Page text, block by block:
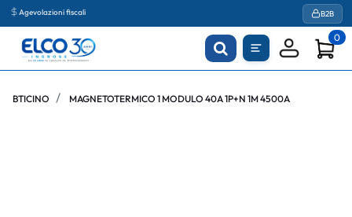
Agevolazioni fiscali B2B
0
BTICINO MAGNETOTERMICO 1 MODULO 40A 1P+N 1M 4500A